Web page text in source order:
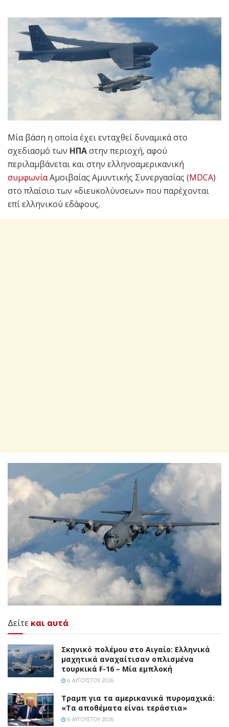
Μία βάση η οποία έχει ενταχθεί δυναμικά στο
σχεδιασμό των ΗΠΑστην περιοχή, αφού
περιλαμβάνεται και στην ελληνοαμερικανική
συμφωνίαΑμοιβαίας Αμυντικής Συνεργασίας (MDCA)
στο πλαίσιο των «διευκολύνσεων» που παρέχονται
επί ελληνικού εδάφους.
Δείτε και αυτά
Σκηνικό πολέμου στο Αιγαίο: Ελληνικά
μαχητικά αναχαίτισαν οπλισμένα
τουρκικά F-16 – Μία εμπλοκή
6 ΑΥΓΟΎΣΤΟΥ 2026
Τραμπ για τα αμερικανικά πυρομαχικά:
«Τα αποθέματα είναι τεράστια»
6 ΑΥΓΟΎΣΤΟΥ 2026